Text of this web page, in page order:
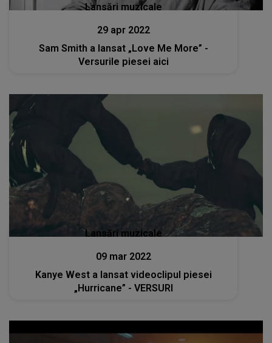
Lansări muzicale
29 apr 2022
Sam Smith a lansat „Love Me More” -
Versurile piesei aici
Lansări muzicale
09 mar 2022
Kanye West a lansat videoclipul piesei
„Hurricane” - VERSURI